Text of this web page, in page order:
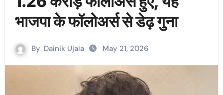
भाजपा के फॉलोअर्स से डेढ़ गुना
By Dainik Ujala May 21, 2026